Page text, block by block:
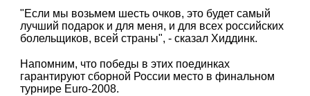
"Если мы возьмем шесть очков, это будет самый
лучший подарок и для меня, и для всех российских
болельщиков, всей страны", - сказал Хиддинк.
Напомним, что победы в этих поединках
гарантируют сборной России место в финальном
турнире Euro-2008.